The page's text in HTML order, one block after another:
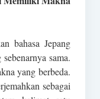
bahasa Jepang
sama.
yang berbeda.
sebagai